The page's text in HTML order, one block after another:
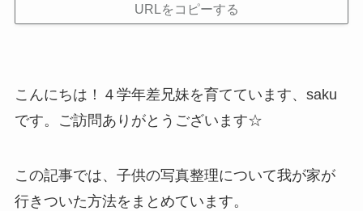
URLをコピーする
こんにちは！４学年差兄妹を育てています、saku
です。ご訪問ありがとうございます☆
この記事では、子供の写真整理について我が家が
行きついた方法をまとめています。